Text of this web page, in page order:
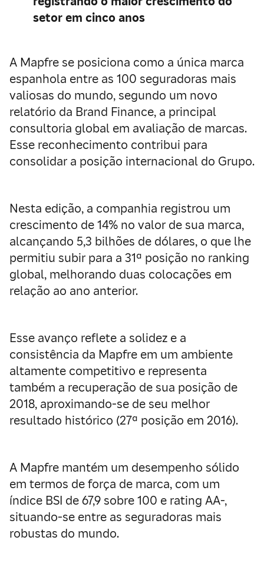
setor em cinco anos
A Mapfre se posiciona como a única marca
espanhola entre as 100 seguradoras mais
valiosas do mundo, segundo um novo
relatório da Brand Finance, a principal
consultoria global em avaliação de marcas.
Esse reconhecimento contribui para
consolidar a posição internacional do Grupo.
Nesta edição, a companhia registrou um
crescimento de 14% no valor de sua marca,
alcançando 5,3 bilhões de dólares, o que lhe
permitiu subir para a 31ª posição no ranking
global, melhorando duas colocações em
relação ao ano anterior.
Esse avanço reflete a solidez e a
consistência da Mapfre em um ambiente
altamente competitivo e representa
também a recuperação de sua posição de
2018, aproximando-se de seu melhor
resultado histórico (27ª posição em 2016).
A Mapfre mantém um desempenho sólido
em termos de força de marca, com um
índice BSI de 67,9 sobre 100 e rating AA-,
situando-se entre as seguradoras mais
robustas do mundo.